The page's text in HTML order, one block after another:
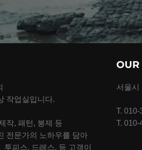
작업실입니다.
작, 패턴, 봉제 등
전문가의 노하우를 담아
피스, 드레스, 등 고객이
OUR
서울시
T.
T.